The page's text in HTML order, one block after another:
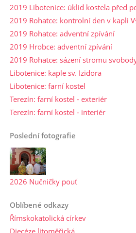
2019 Libotenice: úklid kostela před
2019 Rohatce: kontrolní den v kapli
2019 Rohatce: adventní zpívání
2019 Hrobce: adventní zpívání
2019 Rohatce: sázení stromu
Libotenice: kaple sv. Izidora
Libotenice: farní kostel
Terezín: farní kostel - exteriér
Terezín: farní kostel - interiér
Poslední fotografie
2026 Nučničky pouť
Oblíbené odkazy
Římskokatolická církev
Diecéze litoměřická